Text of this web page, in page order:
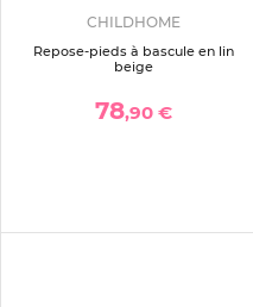
CHILDHOME
Repose-pieds à bascule en lin
beige
78,90 €